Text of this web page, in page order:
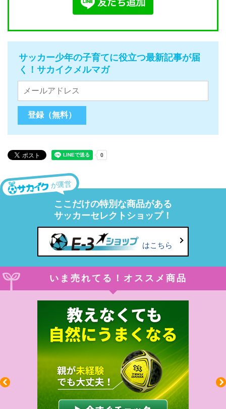
サッカー少年の子育てに役立つ最新記事が届
く！サカイクメルマガ
が運営
ここだけの特別な商品がある
サッカーセレクトショップ！
はこちら
いま売れてる！オススメ商品